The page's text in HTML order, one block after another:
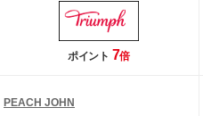
ポイント 7倍
PEACH JOHN